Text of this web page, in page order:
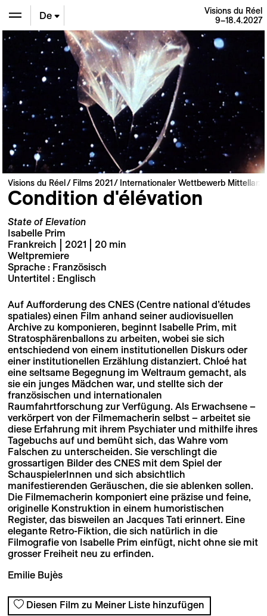
En
De
Fr
Visions du Réel
9–18.4.2027
Visions du Réel Films 2021 Internationaler Wettbewerb
Condition d'élévation
State of Elevation
Isabelle Prim
Frankreich | 2021 | 20 min
Weltpremiere
Sprache : Französisch
Untertitel : Englisch
Auf Aufforderung des CNES (Centre national d’études
spatiales) einen Film anhand seiner audiovisuellen
Archive zu komponieren, beginnt Isabelle Prim, mit
Stratosphärenballons zu arbeiten, wobei sie sich
entschiedend von einem institutionellen Diskurs oder
einer institutionellen Erzählung distanziert. Chloé hat
eine seltsame Begegnung im Weltraum gemacht, als
sie ein junges Mädchen war, und stellte sich der
französischen und internationalen
Raumfahrtforschung zur Verfügung. Als Erwachsene –
verkörpert von der Filmemacherin selbst – arbeitet sie
diese Erfahrung mit ihrem Psychiater und mithilfe ihres
Tagebuchs auf und bemüht sich, das Wahre vom
Falschen zu unterscheiden. Sie verschlingt die
grossartigen Bilder des CNES mit dem Spiel der
SchauspielerInnen und sich absichtlich
manifestierenden Geräuschen, die sie ablenken sollen.
Die Filmemacherin komponiert eine präzise und feine,
originelle Konstruktion in einem humoristischen
Register, das bisweilen an Jacques Tati erinnert. Eine
elegante Retro-Fiktion, die sich natürlich in die
Filmografie von Isabelle Prim einfügt, nicht ohne sie mit
grosser Freiheit neu zu erfinden.
Emilie Bujès
Diesen Film zu Meiner Liste hinzufügen